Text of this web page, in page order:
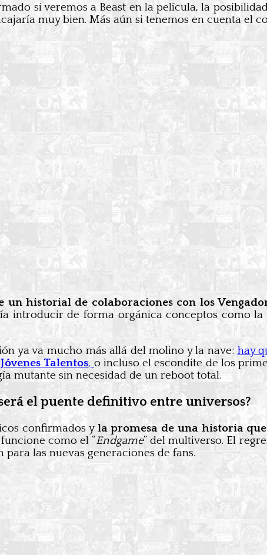
si veremos a Beast en la película, la
muy bien. Más aún si tenemos en cuenta el
un historial de colaboraciones con los
introducir de forma orgánica conceptos como
ya va mucho más allá del molino y la nave: hay
Talentos, o incluso el escondite de los
mutante sin necesidad de un reboot total.
el puente definitivo entre universos?
confirmados y la promesa de una historia
como el “Endgame” del multiverso. El
para las nuevas generaciones de fans.